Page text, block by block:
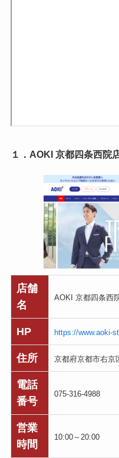
１．AOKI 京都四条西院
店舗
名
AOKI 京都四条西
HP https://www.aoki-
住所 京都府京都市右京
電話
番号
075-316-4988
営業
時間
10:00～20:00